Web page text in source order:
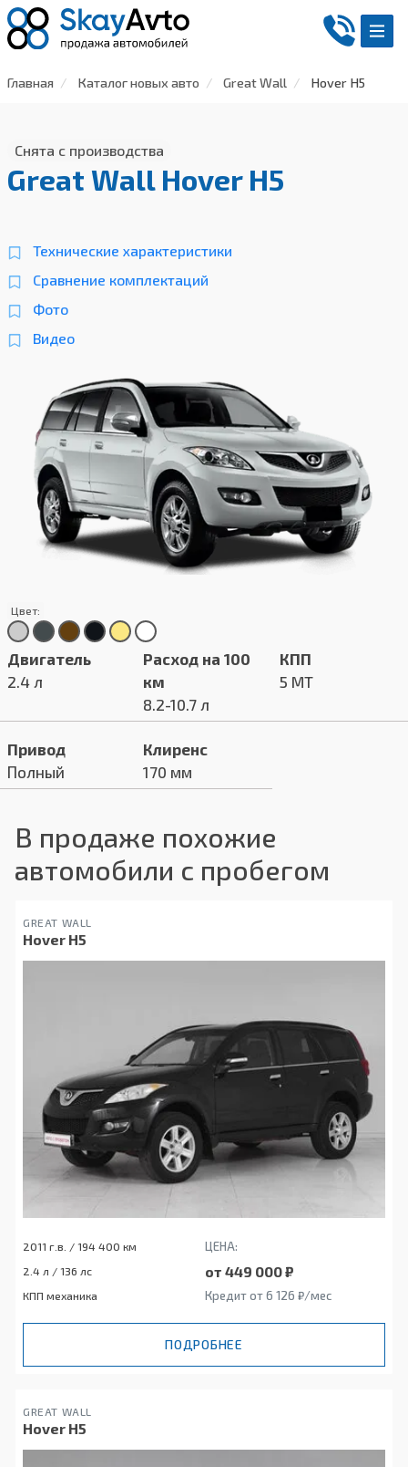
Главная Каталог новых авто Great Wall Hover H5
Снята с производства
Great Wall Hover H5
Технические характеристики
Сравнение комплектаций
Фото
Видео
Цвет:
Двигатель
2.4 л
Расход на 100
км
8.2-10.7 л
КПП
5 MT
Привод
Полный
Клиренс
170 мм
В продаже похожие
автомобили с пробегом
GREAT WALL
Hover H5
2011 г.в. / 194 400 км ЦЕНА:
2.4 л / 136 лс от 449 000 ₽
КПП механика Кредит от 6 126 ₽/мес
ПОДРОБНЕЕ
GREAT WALL
Hover H5